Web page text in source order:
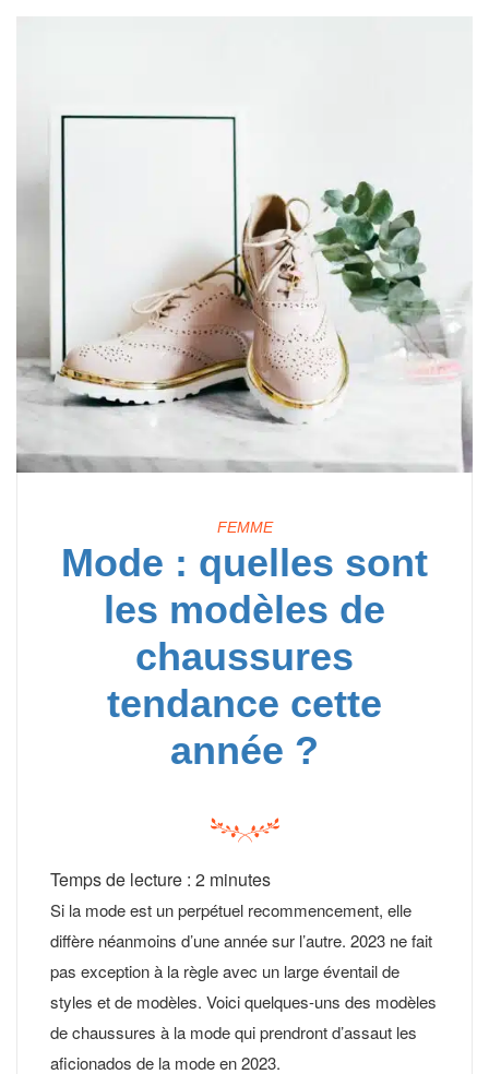
FEMME
Mode : quelles sont
les modèles de
chaussures
tendance cette
année ?
Temps de lecture : 2 minutes
Si la mode est un perpétuel recommencement, elle
diffère néanmoins d’une année sur l’autre. 2023 ne fait
pas exception à la règle avec un large éventail de
styles et de modèles. Voici quelques-uns des modèles
de chaussures à la mode qui prendront d’assaut les
aficionados de la mode en 2023.